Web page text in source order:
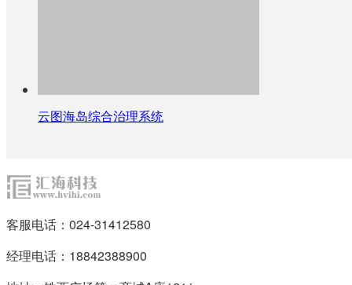
云图海岛综合治理系统
客服电话：024-31412580
经理电话：18842388900